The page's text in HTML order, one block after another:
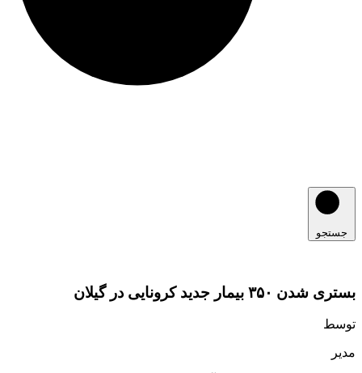
جستجو
بستری شدن ۳۵۰ بیمار جدید کرونایی در گیلان
توسط
مدیر